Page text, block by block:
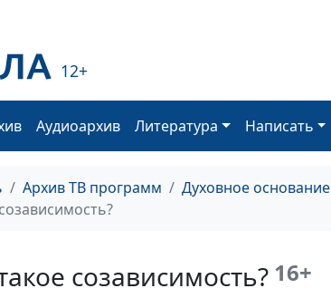
12+
Аудиоархив Литература Написать
Архив ТВ программ Духовное основание
созависимость? 16+